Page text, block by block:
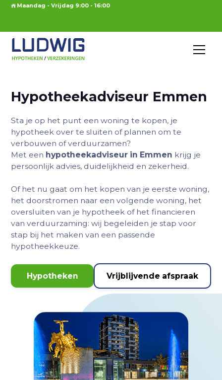
Maandag - Vrijdag 9:00 - 16:00
Hypotheekadviseur Emmen
Sta je op het punt een woning te kopen, je
hypotheek over te sluiten of plannen om te
verbouwen of verduurzamen?
Met een hypotheekadviseur in Emmen krijg je
persoonlijk advies, duidelijkheid en zekerheid.
Of het nu gaat om het kopen van je eerste woning,
het doorstromen naar een volgende woning, het
oversluiten van je hypotheek of het financieren
van verduurzaming: wij begeleiden je stap voor
stap bij het maken van een passende
hypotheekkeuze.
Hypotheken Vrijblijvende afspraak